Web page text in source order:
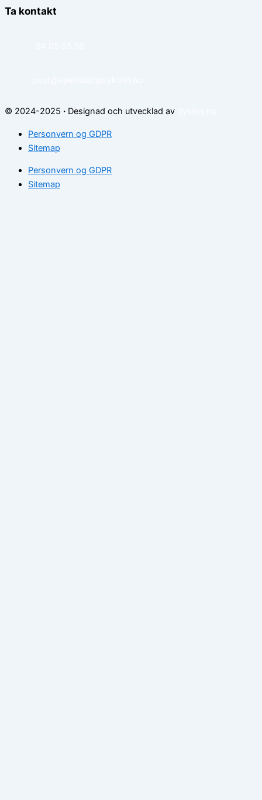
Ta kontakt
© 2024-2025 · Designad och utvecklad av
Personvern og GDPR
Sitemap
Personvern og GDPR
Sitemap